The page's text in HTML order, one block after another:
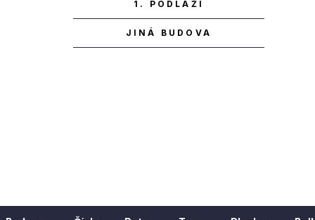
1. PODLAŽÍ
JINÁ BUDOVA